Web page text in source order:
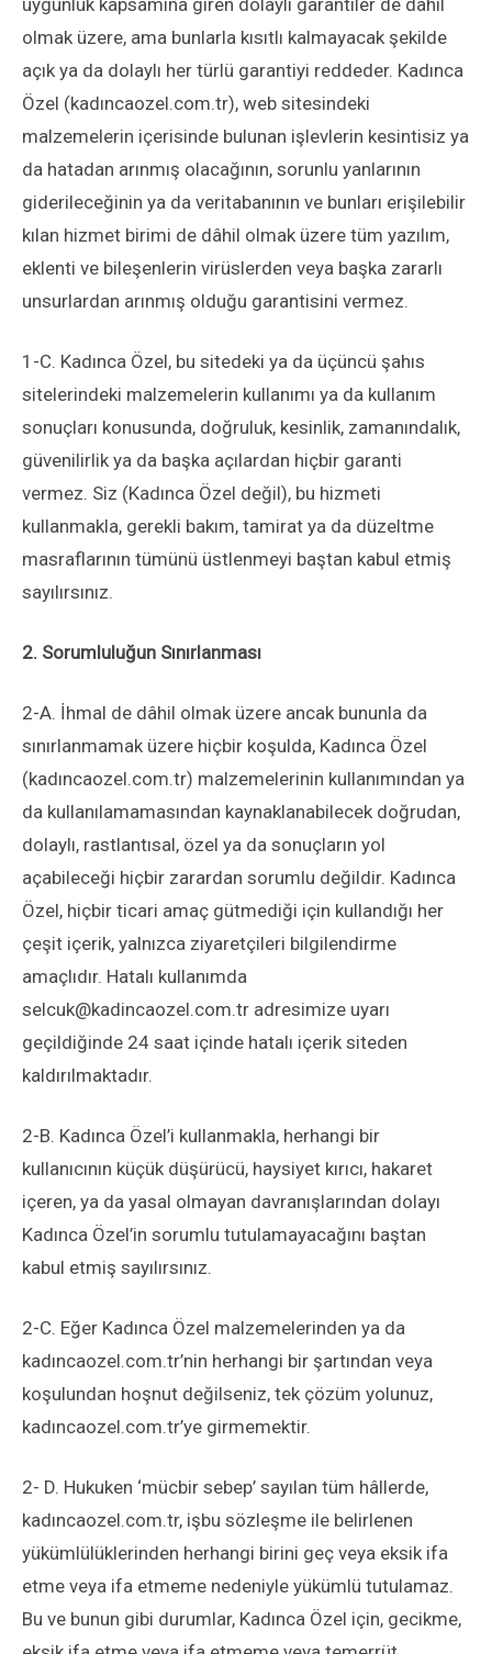
uygunluk kapsamına giren dolaylı garantiler de dâhil
olmak üzere, ama bunlarla kısıtlı kalmayacak şekilde
açık ya da dolaylı her türlü garantiyi reddeder. Kadınca
Özel (kadıncaozel.com.tr), web sitesindeki
malzemelerin içerisinde bulunan işlevlerin kesintisiz ya
da hatadan arınmış olacağının, sorunlu yanlarının
giderileceğinin ya da veritabanının ve bunları erişilebilir
kılan hizmet birimi de dâhil olmak üzere tüm yazılım,
eklenti ve bileşenlerin virüslerden veya başka zararlı
unsurlardan arınmış olduğu garantisini vermez.
1-C. Kadınca Özel, bu sitedeki ya da üçüncü şahıs
sitelerindeki malzemelerin kullanımı ya da kullanım
sonuçları konusunda, doğruluk, kesinlik, zamanındalık,
güvenilirlik ya da başka açılardan hiçbir garanti
vermez. Siz (Kadınca Özel değil), bu hizmeti
kullanmakla, gerekli bakım, tamirat ya da düzeltme
masraflarının tümünü üstlenmeyi baştan kabul etmiş
sayılırsınız.
2. Sorumluluğun Sınırlanması
2-A. İhmal de dâhil olmak üzere ancak bununla da
sınırlanmamak üzere hiçbir koşulda, Kadınca Özel
(kadıncaozel.com.tr) malzemelerinin kullanımından ya
da kullanılamamasından kaynaklanabilecek doğrudan,
dolaylı, rastlantısal, özel ya da sonuçların yol
açabileceği hiçbir zarardan sorumlu değildir. Kadınca
Özel, hiçbir ticari amaç gütmediği için kullandığı her
çeşit içerik, yalnızca ziyaretçileri bilgilendirme
amaçlıdır. Hatalı kullanımda
selcuk@kadincaozel.com.tr adresimize uyarı
geçildiğinde 24 saat içinde hatalı içerik siteden
kaldırılmaktadır.
2-B. Kadınca Özel’i kullanmakla, herhangi bir
kullanıcının küçük düşürücü, haysiyet kırıcı, hakaret
içeren, ya da yasal olmayan davranışlarından dolayı
Kadınca Özel’in sorumlu tutulamayacağını baştan
kabul etmiş sayılırsınız.
2-C. Eğer Kadınca Özel malzemelerinden ya da
kadıncaozel.com.tr’nin herhangi bir şartından veya
koşulundan hoşnut değilseniz, tek çözüm yolunuz,
kadıncaozel.com.tr’ye girmemektir.
2- D. Hukuken ‘mücbir sebep’ sayılan tüm hâllerde,
kadıncaozel.com.tr, işbu sözleşme ile belirlenen
yükümlülüklerinden herhangi birini geç veya eksik ifa
etme veya ifa etmeme nedeniyle yükümlü tutulamaz.
Bu ve bunun gibi durumlar, Kadınca Özel için, gecikme,